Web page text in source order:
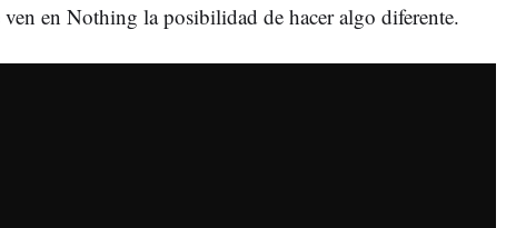
en Nothing la posibilidad de hacer algo diferente.